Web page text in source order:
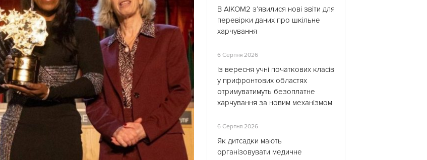
В АІКОМ2 з’явилися нові звіти для
перевірки даних про шкільне
харчування
6 Серпня 2026
Із вересня учні початкових класів
у прифронтових областях
отримуватимуть безоплатне
харчування за новим механізмом
6 Серпня 2026
Як дитсадки мають
організовувати медичне